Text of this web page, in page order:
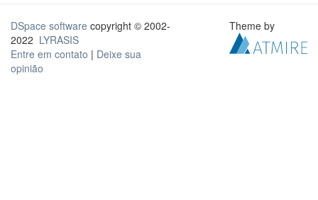
DSpace software copyright © 2002-
2022 LYRASIS
Entre em contato | Deixe sua
opinião
Theme by